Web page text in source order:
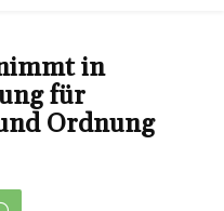
in
für
Ordnung